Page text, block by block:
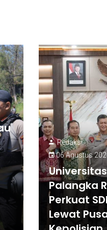
Redaksi
06 Agustus
Universitas
Palangka
Perkuat
Lewat